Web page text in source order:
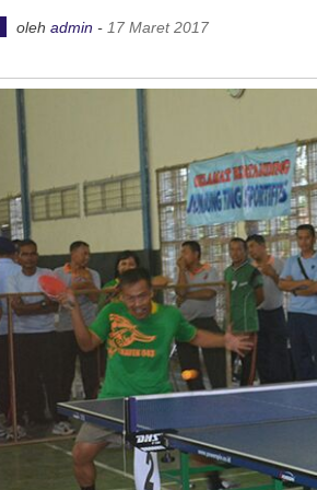
oleh admin - 17 Maret 2017